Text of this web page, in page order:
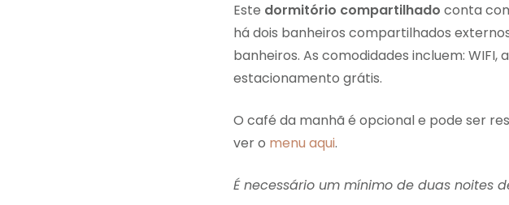
Este dormitório compartilhado conta
há dois banheiros compartilhados
banheiros. As comodidades incluem:
estacionamento grátis.
O café da manhã é opcional e pode ser
ver o menu aqui.
É necessário um mínimo de duas noites